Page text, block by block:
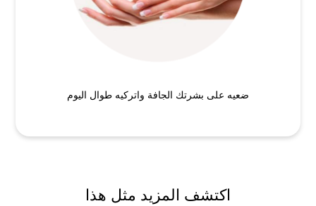
ضعيه على بشرتك الجافة واتركيه طوال اليوم
اكتشف المزيد مثل هذا